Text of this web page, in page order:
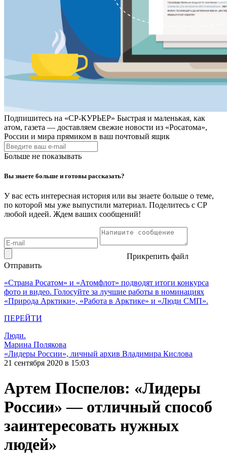
Подпишитесь на «СР-КУРЬЕР» Быстрая и маленькая, как
атом, газета — доставляем свежие новости из «Росатома»,
России и мира прямиком в ваш почтовый ящик
Больше не показывать
Вы знаете больше и готовы рассказать?
У вас есть интересная история или вы знаете больше о теме,
по которой мы уже выпустили материал. Поделитесь с СР
любой идеей. Ждем ваших сообщений!
Прикрепить файл
Отправить
«Страна Росатом» и «Атомфлот» подводят итоги конкурса
фото и видео. Голосуйте за лучшие работы в номинациях
«Природа Арктики», «Работа в Арктике» и «Люди СМП».
ПЕРЕЙТИ
Люди.
Марина Полякова
«Лидеры России», личный архив Владимира Кислова
21 сентября 2020 в 15:03
Артем Поспелов: «Лидеры
России» — отличный способ
заинтересовать нужных
людей»